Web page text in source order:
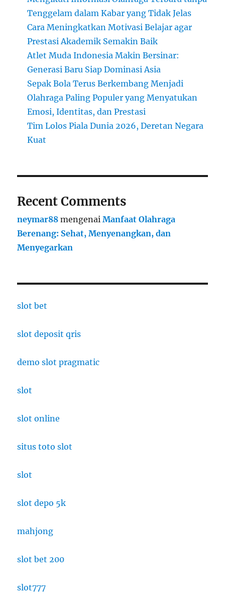
Tenggelam dalam Kabar yang Tidak Jelas
Cara Meningkatkan Motivasi Belajar agar
Prestasi Akademik Semakin Baik
Atlet Muda Indonesia Makin Bersinar:
Generasi Baru Siap Dominasi Asia
Sepak Bola Terus Berkembang Menjadi
Olahraga Paling Populer yang Menyatukan
Emosi, Identitas, dan Prestasi
Tim Lolos Piala Dunia 2026, Deretan Negara
Kuat
Recent Comments
neymar88 mengenaiManfaat Olahraga
Berenang: Sehat, Menyenangkan, dan
Menyegarkan
slot bet
slot deposit qris
demo slot pragmatic
slot
slot online
situs toto slot
slot
slot depo 5k
mahjong
slot bet 200
slot777